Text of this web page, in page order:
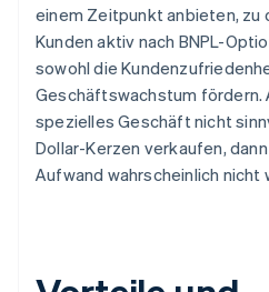
einem Zeitpunkt anbieten, zu
Kunden aktiv nach BNPL-
sowohl die
Geschäftswachstum fördern.
spezielles Geschäft nicht
Dollar-Kerzen verkaufen,
Aufwand wahrscheinlich nicht